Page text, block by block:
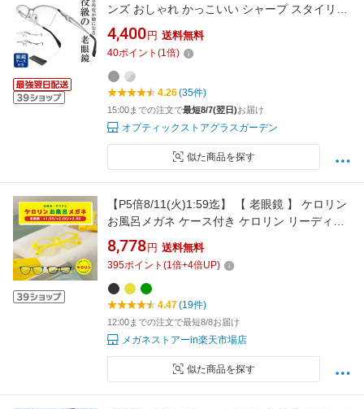
ンズ おしゃれ かっこいい シャープ スタイリッ
シュ お洒落 ちょいワル リーディンググラス シ
ニアグラス ハーフリム スクエア シルバー ガン
メタル 男性用 ギフト 鯖江メーカーデザイン
FEELLIFE FLM-006
4,400 円 送料無料
40ポイント (1倍)
4.26(35件)
15:00までの注文で最短8/7(翌日)お届け
オプティックストアグラスガーデン
似た商品を探す
【P5倍8/11(火)1:59迄】 【 老眼鏡 】 ケロリン
お風呂メガネ ケース付き ケロリン リーディン
ググラス +1.50 +2.00 +2.50 スマホ 読書 パソコ
ン お風呂メガネ サウナメガネ お風呂用品 温泉
銭湯 バスタイム 曇らないメガネ 度付き 耐熱
弾力性 サビない 軽い プレゼント
8,778 円 送料無料
395ポイント (1倍+4倍UP)
4.47(19件)
12:00までの注文で最短8/8お届け
メガネストアーin楽天市場店
似た商品を探す